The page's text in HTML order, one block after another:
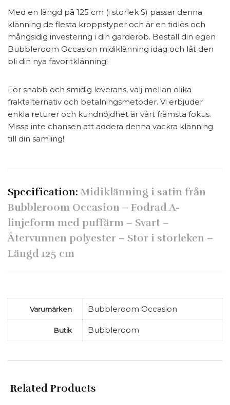
Med en längd på 125 cm (i storlek S) passar denna
klänning de flesta kroppstyper och är en tidlös och
mångsidig investering i din garderob. Beställ din egen
Bubbleroom Occasion midiklänning idag och låt den
bli din nya favoritklänning!
För snabb och smidig leverans, välj mellan olika
fraktalternativ och betalningsmetoder. Vi erbjuder
enkla returer och kundnöjdhet är vårt främsta fokus.
Missa inte chansen att addera denna vackra klänning
till din samling!
Specification: Midiklänning i satin från
Bubbleroom Occasion – Fodrad A-
linjeform med puffärm – Svart –
Återvunnen polyester – Stor i storleken –
Längd 125 cm
Varumärken Bubbleroom Occasion
Butik Bubbleroom
Related Products